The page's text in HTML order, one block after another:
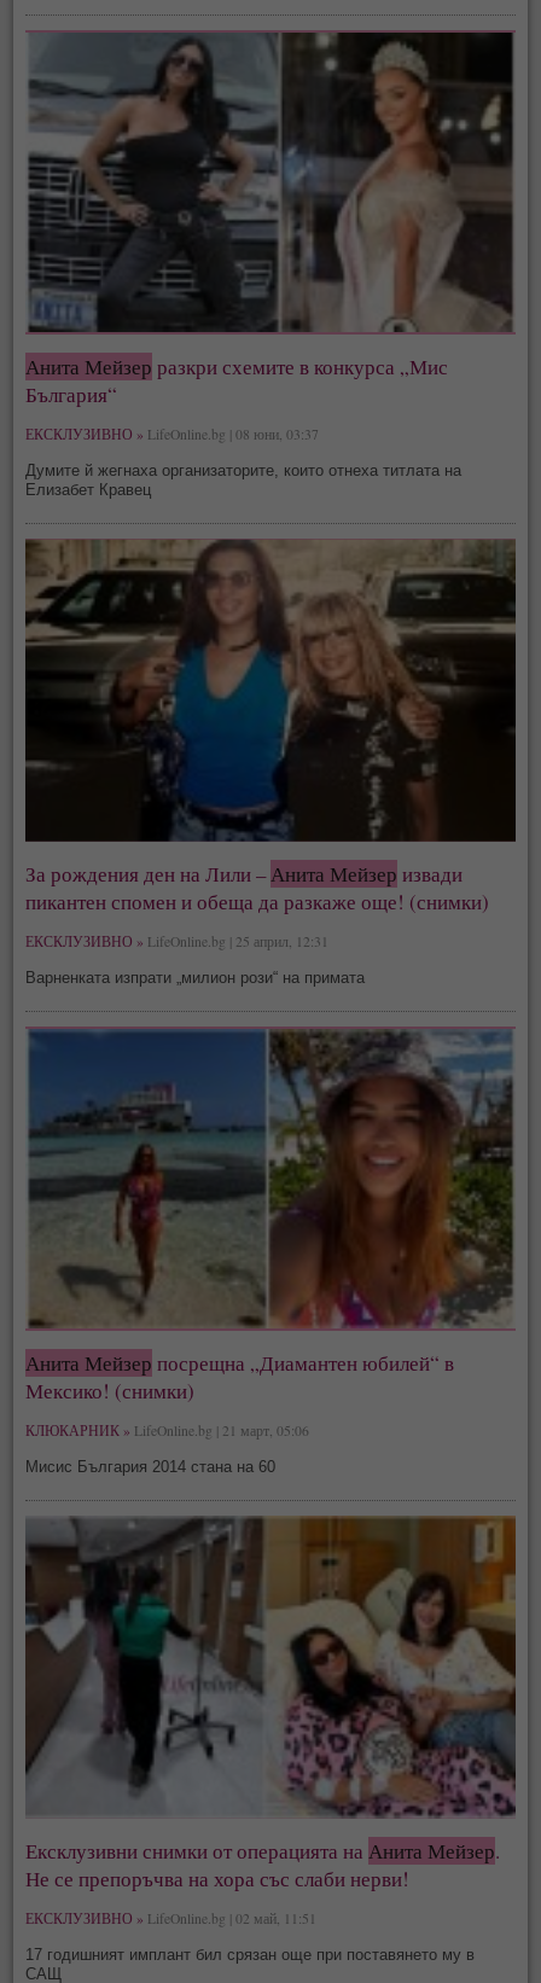
Анита Мейзер разкри схемите в конкурса „Мис
България“
ЕКСКЛУЗИВНО » LifeOnline.bg | 08 юни, 03:37
Думите й жегнаха организаторите, които отнеха титлата на
Елизабет Кравец
За рождения ден на Лили –Анита Мейзер извади
пикантен спомен и обеща да разкаже още! (снимки)
ЕКСКЛУЗИВНО » LifeOnline.bg | 25 април, 12:31
Варненката изпрати „милион рози“ на примата
Анита Мейзер посрещна „Диамантен юбилей“ в
Мексико! (снимки)
КЛЮКАРНИК » LifeOnline.bg | 21 март, 05:06
Мисис България 2014 стана на 60
Ексклузивни снимки от операцията наАнита Мейзер.
Не се препоръчва на хора със слаби нерви!
ЕКСКЛУЗИВНО » LifeOnline.bg | 02 май, 11:51
17 годишният имплант бил срязан още при поставянето му в
САЩ